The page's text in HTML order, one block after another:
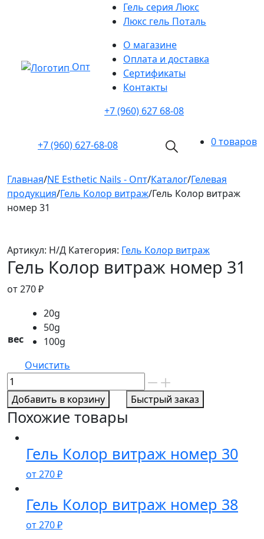
Опт
Гель серия Люкс
Люкс гель Поталь
О магазине
Оплата и доставка
Cертификаты
Контакты
+7 (960) 627 68-08
+7 (960) 627-68-08 0 товаров
Главная/NE Esthetic Nails - Опт/Каталог/Гелевая
продукция/Гель Колор витраж/Гель Колор витраж
номер 31
Артикул: Н/Д Категория: Гель Колор витраж
Гель Колор витраж номер 31
от270₽
вес
20g
50g
100g
Очистить
Количество
товара
Гель
Колор
витраж
номер
Добавить в корзину Быстрый заказ
Похожие товары
Гель Колор витраж номер 30
от270₽
Гель Колор витраж номер 38
от270₽